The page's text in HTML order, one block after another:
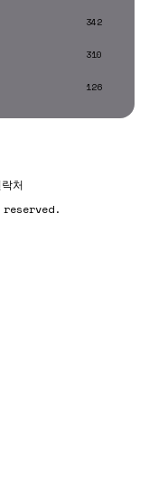
342
310
126
처